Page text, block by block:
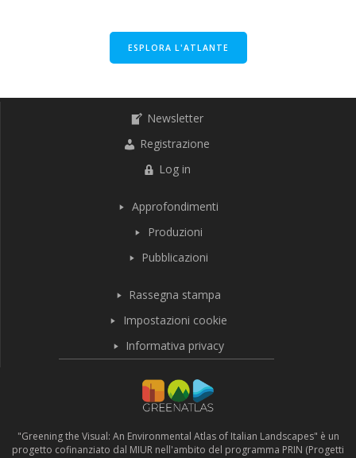
ESPLORA L'ATLANTE
Newsletter
Registrazione
Log in
Approfondimenti
Produzioni
Pubblicazioni
Rassegna stampa
Impostazioni cookie
Informativa privacy
"Greening the Visual: An Environmental Atlas of Italian Landscapes" è un
progetto cofinanziato dal MIUR nell'ambito del programma PRIN (Progetti